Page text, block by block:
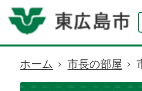
現
在
ホーム 市長の部屋